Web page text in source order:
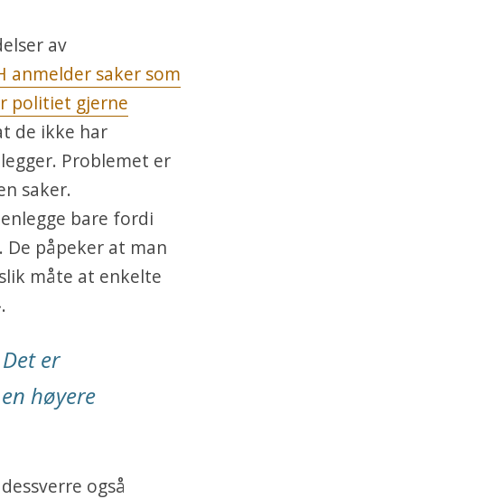
av
anmelder saker som
politiet gjerne
de ikke har
Problemet er
saker.
bare fordi
påpeker at man
måte at enkelte
er
høyere
også